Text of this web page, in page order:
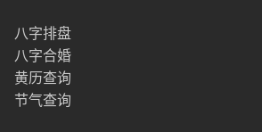
八字排盘
八字合婚
黄历查询
节气查询